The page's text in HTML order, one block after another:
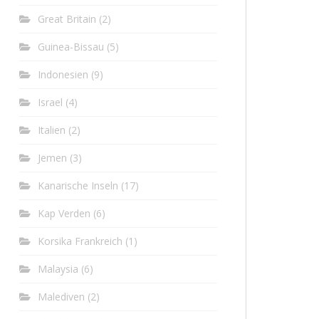
Great Britain (2)
Guinea-Bissau (5)
Indonesien (9)
Israel (4)
Italien (2)
Jemen (3)
Kanarische Inseln (17)
Kap Verden (6)
Korsika Frankreich (1)
Malaysia (6)
Malediven (2)